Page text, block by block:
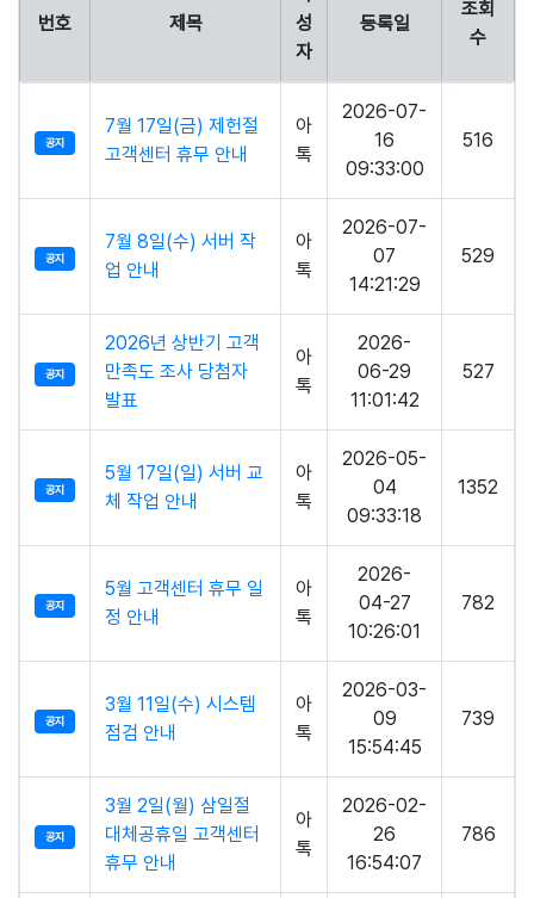
번호 제목
성
자
등록일
조회
수
공지
7월 17일(금) 제헌절
고객센터 휴무 안내
아
톡
2026-07-
16
09:33:00
516
공지
7월 8일(수) 서버 작
업 안내
아
톡
2026-07-
07
14:21:29
529
공지
2026년 상반기 고객
만족도 조사 당첨자
발표
아
톡
2026-
06-29
11:01:42
527
공지
5월 17일(일) 서버 교
체 작업 안내
아
톡
2026-05-
04
09:33:18
1352
공지
5월 고객센터 휴무 일
정 안내
아
톡
2026-
04-27
10:26:01
782
공지
3월 11일(수) 시스템
점검 안내
아
톡
2026-03-
09
15:54:45
739
공지
3월 2일(월) 삼일절
대체공휴일 고객센터
휴무 안내
아
톡
2026-02-
26
16:54:07
786